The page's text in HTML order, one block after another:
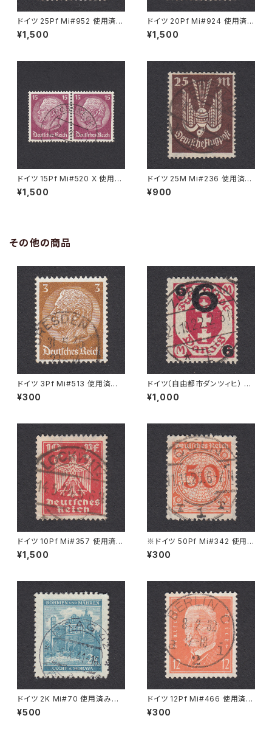
ドイツ 25Pf Mi#952 使用済み
切手｜MERKERSHAUSEN 14.
2.1948
¥1,500
ドイツ 20Pf Mi#924 使用済み
切手｜SIGLINGEN 7.11.1947
¥1,500
ドイツ 15Pf Mi#520 X 使用済
み切手｜PÖSSNECK 22.9.19
36
¥1,500
ドイツ 25M Mi#236 使用済み
切手｜BRESLAU 8.6.1923
¥900
その他の商品
ドイツ 3Pf Mi#513 使用済み
切手｜DRESDEN 31.5.1935
¥300
ドイツ（自由都市ダンツィヒ） 6
Ｍ Mi#106 使用済み切手｜ZO
PPOT 21.10.1922
¥1,000
ドイツ 10Pf Mi#357 使用済み
切手｜LOCKWITZ 14.5.1924
¥1,500
※ドイツ 50Pf Mi#342 使用済
み切手｜CÖLN 11.11.1925
¥300
ドイツ 2K Mi#70 使用済み切
手｜PRAG 6.X.1941
¥500
ドイツ 12Pf Mi#466 使用済み
切手｜BERLIN 8.2.1932
¥300